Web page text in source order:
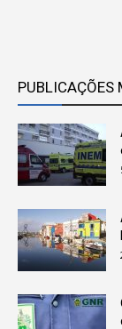
PUBLICAÇÕES